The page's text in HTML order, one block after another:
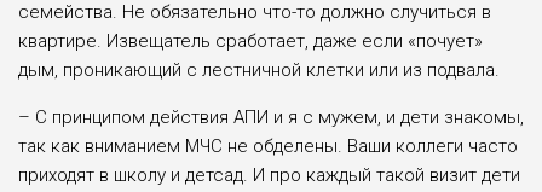
семейства. Не обязательно что-то должно случиться в
квартире. Извещатель сработает, даже если «почует»
дым, проникающий с лестничной клетки или из подвала.
– С принципом действия АПИ и я с мужем, и дети знакомы,
так как вниманием МЧС не обделены. Ваши коллеги часто
приходят в школу и детсад. И про каждый такой визит дети